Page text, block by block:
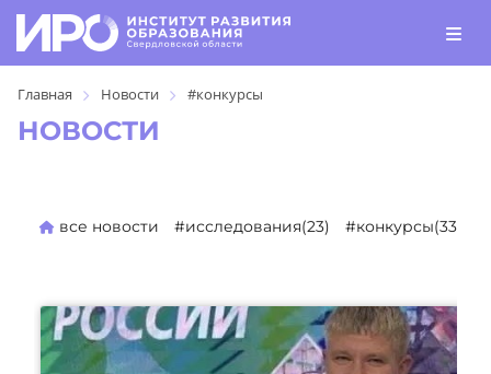
Главная Новости #конкурсы
НОВОСТИ
все новости #исследования(23) #конкурсы(330)